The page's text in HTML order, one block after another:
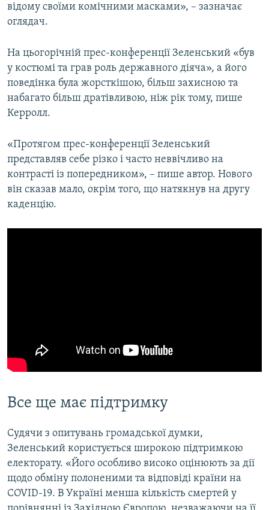
відому своїми комічними масками», – зазначає
оглядач.
На цьогорічній прес-конференції Зеленський «був
у костюмі та грав роль державного діяча», а його
поведінка була жорсткішою, більш захисною та
набагато більш дратівливою, ніж рік тому, пише
Керролл.
«Протягом прес-конференції Зеленський
представляв себе різко і часто неввічливо на
контрасті із попередником», – пише автор. Нового
він сказав мало, окрім того, що натякнув на другу
каденцію.
Все ще має підтримку
Судячи з опитувань громадської думки,
Зеленський користується широкою підтримкою
електорату. «Його особливо високо оцінюють за дії
щодо обміну полоненими та відповіді країни на
COVID-19. В Україні менша кількість смертей у